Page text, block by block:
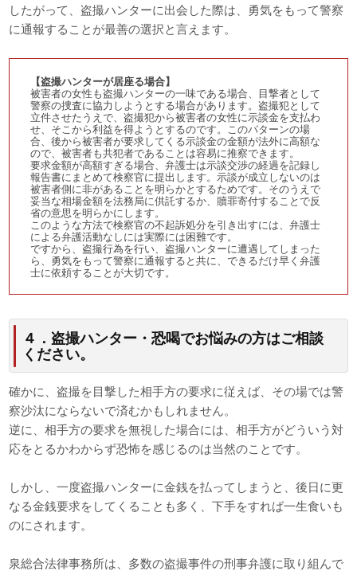
したがって、盗撮ハンターに出会した際は、勇気をもって警察
に通報することが最善の選択と言えます。
【盗撮ハンターが居座る場合】
被害者の女性も盗撮ハンターの一味である場合、目撃者として
警察の捜査に協力しようとする場合があります。盗撮犯として
立件させたうえで、盗撮犯から被害者の女性に示談金を支払わ
せ、そこから利益を得ようとするのです。 このパターンの場
合、後から被害者が要求してくる示談金の金額が法外に高額な
ので、被害者も共犯者であることは容易に推察できます。
要求金額が高額すぎる場合、弁護士は示談交渉の経過を記録し
報告書にまとめて検察官に提出します。示談が成立しないのは
被害者側に非があることを明らかとするためです。そのうえで
妥当な相場金額を法務局に供託するか、贖罪寄付することで反
省の意思を明らかにします。
このような方法で検察官の不起訴処分を引き出すには、弁護士
による弁護活動なしには実際には困難です。
ですから、盗撮行為を行い、盗撮ハンターに遭遇してしまった
ら、勇気をもって警察に通報すると共に、できるだけ早く弁護
士に依頼することが大切です。
４．盗撮ハンター・恐喝でお悩みの方はご相談
ください。
確かに、盗撮を目撃した相手方の要求に従えば、その場では警
察沙汰にならないで済むかもしれません。
逆に、相手方の要求を無視した場合には、相手方がどういう対
応をとるかわからず恐怖を感じるのは当然のことです。
しかし、一度盗撮ハンターに金銭を払ってしまうと、後日に更
なる金銭要求をしてくることも多く、下手をすれば一生食いも
のにされます。
泉総合法律事務所は、多数の盗撮事件の刑事弁護に取り組んで